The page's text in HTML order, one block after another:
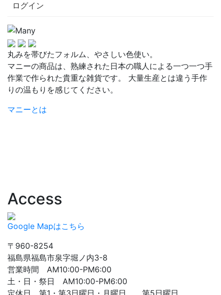
ログイン
丸みを帯びたフォルム、やさしい色使い。
マニーの商品は、熟練された日本の職人による一つ一つ手
作業で作られた貴重な雑貨です。 大量生産とは違う手作
りの温もりを感じてください。
マニーとは
Access
Google Mapはこちら
〒960-8254
福島県福島市泉字堀ノ内3-8
営業時間 AM10:00-PM6:00
土・日・祭日 AM10:00-PM6:00